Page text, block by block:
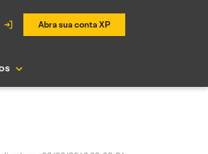
Abra sua conta XP